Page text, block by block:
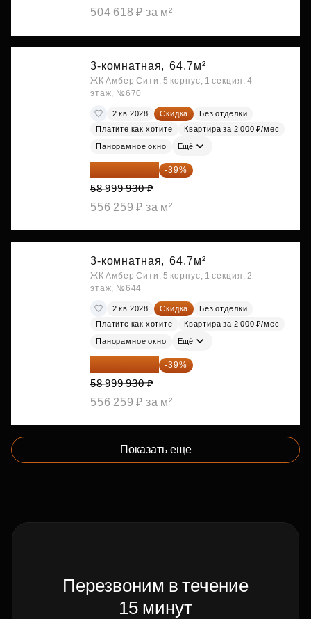
504 618 ₽ за м²
3-комнатная, 64.7м²
ЖК Амбер Сити, 5 корпус, 1 секция, 4
этаж, №670
2 кв 2028 Скидка
Без отделки
Платите как хотите
Квартира за 2 000 ₽/мес
Панорамное окно Ещё
35 989 957 ₽ -39%
58 999 930 ₽
556 259 ₽ за м²
3-комнатная, 64.7м²
ЖК Амбер Сити, 5 корпус, 1 секция, 2
этаж, №644
2 кв 2028 Скидка
Без отделки
Платите как хотите
Квартира за 2 000 ₽/мес
Панорамное окно Ещё
35 989 957 ₽ -39%
58 999 930 ₽
556 259 ₽ за м²
Показать еще
Перезвоним в течение
15 минут